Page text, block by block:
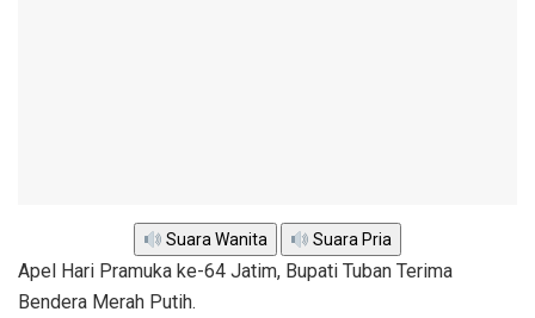
Suara Wanita Suara Pria
Apel Hari Pramuka ke-64 Jatim, Bupati Tuban Terima
Bendera Merah Putih.